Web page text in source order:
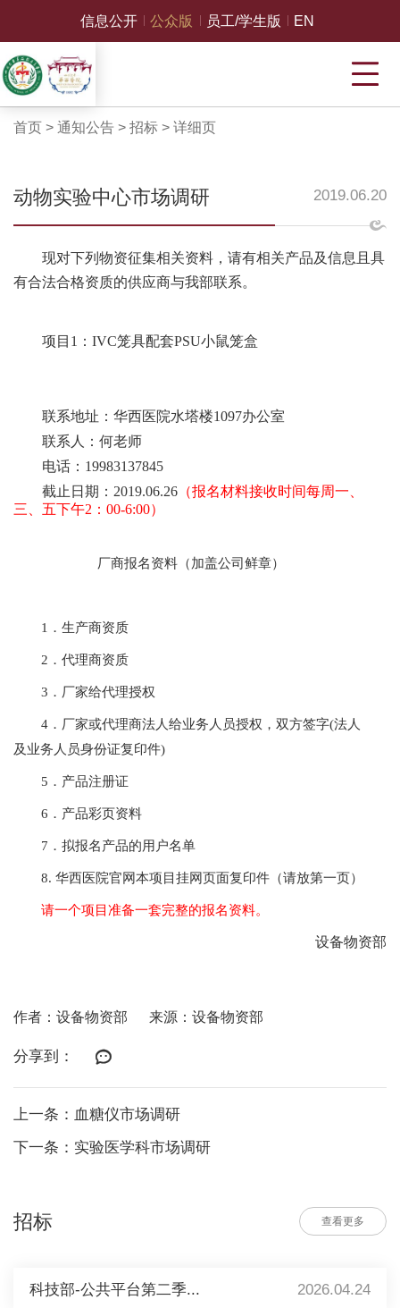
信息公开 公众版 员工/学生版 EN
首页 > 通知公告> 招标> 详细页
动物实验中心市场调研 2019.06.20
现对下列物资征集相关资料，请有相关产品及信息且具
有合法合格资质的供应商与我部联系。
项目1：IVC笼具配套PSU小鼠笼盒
联系地址：华西医院水塔楼1097办公室
联系人：何老师
电话：19983137845
截止日期：2019.06.26（报名材料接收时间每周一、
三、五下午2：00-6:00）
厂商报名资料（加盖公司鲜章）
1．生产商资质
2．代理商资质
3．厂家给代理授权
4．厂家或代理商法人给业务人员授权，双方签字(法人
及业务人员身份证复印件)
5．产品注册证
6．产品彩页资料
7．拟报名产品的用户名单
8. 华西医院官网本项目挂网页面复印件（请放第一页）
请一个项目准备一套完整的报名资料。
设备物资部
作者：设备物资部 来源：设备物资部
分享到：
上一条：血糖仪市场调研
下一条：实验医学科市场调研
招标 查看更多
科技部-公共平台第二季... 2026.04.24